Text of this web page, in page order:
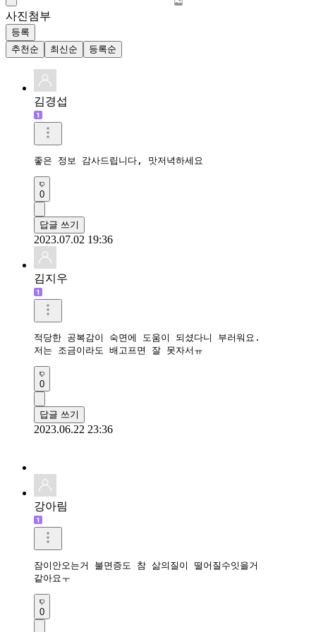
사진첨부
등록
추천순
최신순 등록순
김경섭
좋은 정보 감사드립니다, 맛저녁하세요
0
답글 쓰기
2023.07.02 19:36
김지우
적당한 공복감이 숙면에 도움이 되셨다니 부러워요.
저는 조금이라도 배고프면 잘 못자서ㅠ
0
답글 쓰기
2023.06.22 23:36
강아림
잠이안오는거 불면증도 참 삶의질이 떨어질수잇을거
같아요ㅜ
0